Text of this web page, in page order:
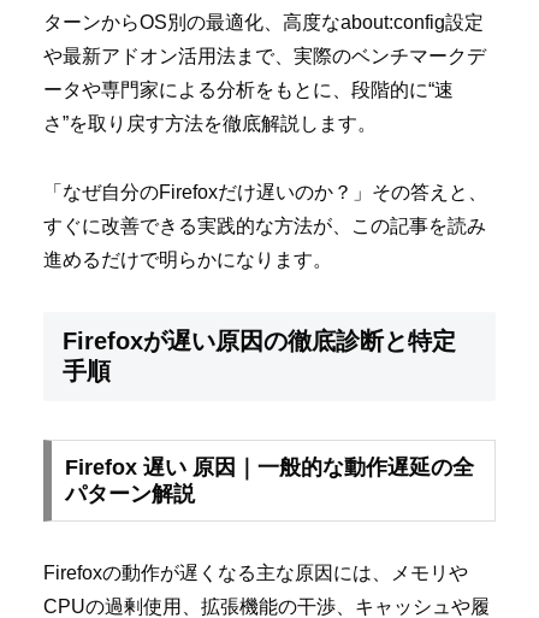
ターンからOS別の最適化、高度なabout:config設定
や最新アドオン活用法まで、実際のベンチマークデ
ータや専門家による分析をもとに、段階的に“速
さ”を取り戻す方法を徹底解説します。
「なぜ自分のFirefoxだけ遅いのか？」その答えと、
すぐに改善できる実践的な方法が、この記事を読み
進めるだけで明らかになります。
Firefoxが遅い原因の徹底診断と特定
手順
Firefox 遅い 原因｜一般的な動作遅延の全
パターン解説
Firefoxの動作が遅くなる主な原因には、メモリや
CPUの過剰使用、拡張機能の干渉、キャッシュや履